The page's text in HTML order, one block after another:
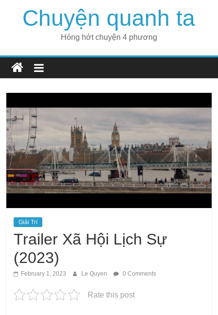
Chuyện quanh ta
Hóng hớt chuyện 4 phương
Giải Trí
Trailer Xã Hội Lịch Sự
(2023)
February 1, 2023 Le Quyen 0 Comments
Rate this post